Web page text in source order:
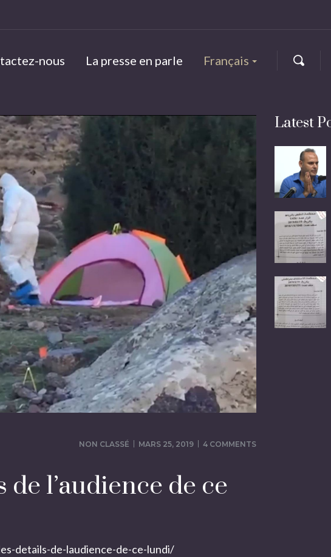
nous La presse en parle Français
NON CLASSÉ MARS 25, 2019 4 COMMENTS
l’audience de ce
details-de-laudience-de-ce-lundi/
Latest